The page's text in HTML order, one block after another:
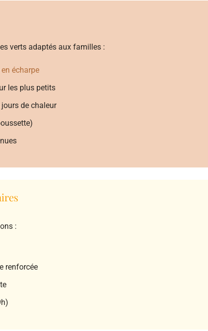
verts adaptés aux familles :
en écharpe
les plus petits
de chaleur
:
renforcée